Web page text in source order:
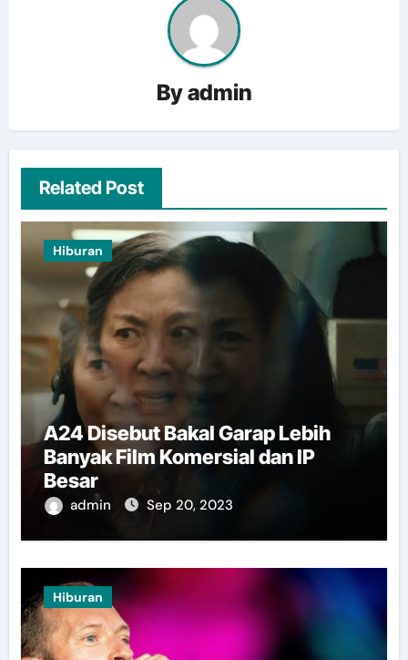
Byadmin
Related Post
Hiburan
A24 Disebut Bakal Garap Lebih
Banyak Film Komersial dan IP
Besar
admin Sep 20, 2023
Hiburan